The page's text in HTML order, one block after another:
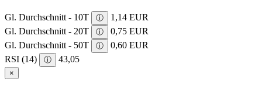
Gl. Durchschnitt - 10T ⓘ
1,14 EUR
Gl. Durchschnitt - 20T
ⓘ
0,75 EUR
Gl. Durchschnitt - 50T
ⓘ
0,60 EUR
RSI (14)
ⓘ 43,05
×